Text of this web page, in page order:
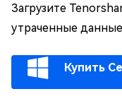
Загрузите
утраченные
Купить